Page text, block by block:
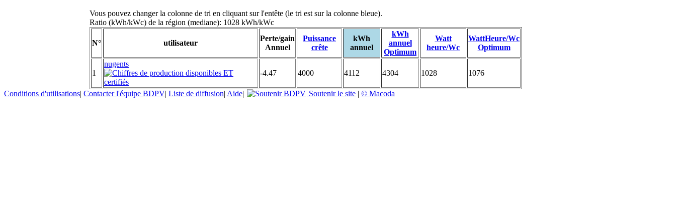
Vous pouvez changer la colonne de tri en cliquant sur l'entête (le tri est sur la colonne bleue).
Ratio (kWh/kWc) de la région (mediane): 1028 kWh/kWc
N° utilisateur
Perte/gain
Annuel
Puissance
crête
kWh
annuel
kWh
annuel
Optimum
Watt
heure/Wc
WattHeure/Wc
Optimum
1
nugents
-4.47
4000 4112 4304 1028 1076
Conditions d'utilisations| Contacter l'équipe BDPV| Liste de diffusion| Aide| Soutenir le site | © Macoda